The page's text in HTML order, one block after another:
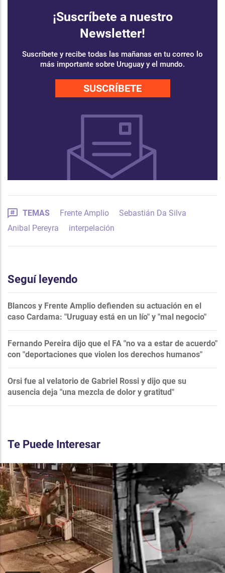
¡Suscríbete a nuestro
Newsletter!
Suscríbete y recibe todas las mañanas en tu correo lo
más importante sobre Uruguay y el mundo.
SUSCRÍBETE
TEMAS Frente Amplio
Sebastián Da Silva
Anibal Pereyra
interpelación
Seguí leyendo
Blancos y Frente Amplio defienden su actuación en el
caso Cardama: "Uruguay está en un lío" y "mal negocio"
Fernando Pereira dijo que el FA "no va a estar de acuerdo"
con "deportaciones que violen los derechos humanos"
Orsi fue al velatorio de Gabriel Rossi y dijo que su
ausencia deja "una mezcla de dolor y gratitud"
Te Puede Interesar